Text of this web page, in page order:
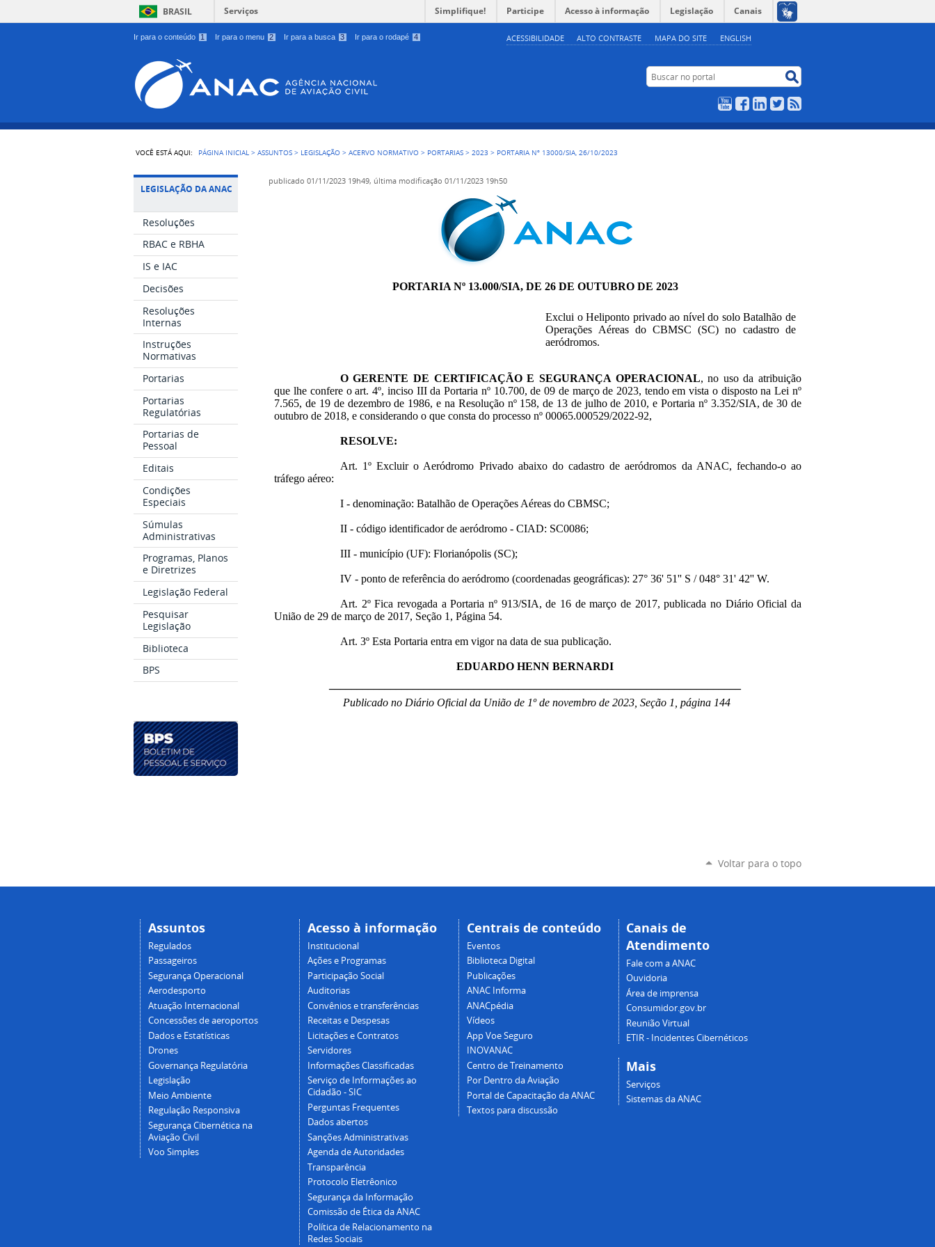
Ir para o conteúdo 1 Ir para o menu 2 Ir para a busca 3 Ir para o rodapé 4 ACESSIBILIDADE ALTO CONTRASTE MAPA DO SITE ENGLISH
BRASIL Serviços Simplifique! Participe Acesso à informação Legislação Canais
Buscar no portal
YouTubeFacebookLinkedIn
Twitter
VOCÊ ESTÁ AQUI: PÁGINA INICIAL >ASSUNTOS > LEGISLAÇÃO >ACERVO NORMATIVO > PORTARIAS >2023 > PORTARIA Nº 13000/SIA, 26/10/2023
LEGISLAÇÃO DA ANAC
Resoluções
RBAC e RBHA
IS e IAC
Decisões
Resoluções
Internas
Instruções
Normativas
Portarias
Portarias
Regulatórias
Portarias de
Pessoal
Editais
Condições
Especiais
Súmulas
Administrativas
Programas, Planos
e Diretrizes
Legislação Federal
Pesquisar
Legislação
Biblioteca
BPS
publicado 01/11/2023 19h49, última modificação 01/11/2023 19h50
PORTARIA Nº 13.000/SIA, DE 26 DE OUTUBRO DE 2023
Exclui o Heliponto privado ao nível do solo Batalhão de
Operações Aéreas do CBMSC (SC) no cadastro de
aeródromos.
O GERENTE DE CERTIFICAÇÃO E SEGURANÇA OPERACIONAL, no uso da atribuição
que lhe confere o art. 4º, inciso III da Portaria nº 10.700, de 09 de março de 2023, tendo em vista o disposto na Lei nº
7.565, de 19 de dezembro de 1986, e na Resolução nº 158, de 13 de julho de 2010, e Portaria nº 3.352/SIA, de 30 de
outubro de 2018, e considerando o que consta do processo nº 00065.000529/2022-92,
RESOLVE:
Art. 1º Excluir o Aeródromo Privado abaixo do cadastro de aeródromos da ANAC, fechando-o ao
tráfego aéreo:
I - denominação: Batalhão de Operações Aéreas do CBMSC;
II - código identificador de aeródromo - CIAD: SC0086;
III - município (UF): Florianópolis (SC);
IV - ponto de referência do aeródromo (coordenadas geográficas): 27° 36' 51'' S / 048° 31' 42'' W.
Art. 2º Fica revogada a Portaria nº 913/SIA, de 16 de março de 2017, publicada no Diário Oficial da
União de 29 de março de 2017, Seção 1, Página 54.
Art. 3º Esta Portaria entra em vigor na data de sua publicação.
EDUARDO HENN BERNARDI
Publicado no Diário Oficial da União de 1º de novembro de 2023, Seção 1, página 144
Voltar para o topo
Assuntos
Regulados
Passageiros
Segurança Operacional
Aerodesporto
Atuação Internacional
Concessões de aeroportos
Dados e Estatísticas
Drones
Governança Regulatória
Legislação
Meio Ambiente
Regulação Responsiva
Segurança Cibernética na
Aviação Civil
Voo Simples
Acesso à informação
Institucional
Ações e Programas
Participação Social
Auditorias
Convênios e transferências
Receitas e Despesas
Licitações e Contratos
Servidores
Informações Classificadas
Serviço de Informações ao
Cidadão - SIC
Perguntas Frequentes
Dados abertos
Sanções Administrativas
Agenda de Autoridades
Transparência
Protocolo Eletrêonico
Segurança da Informação
Comissão de Ética da ANAC
Política de Relacionamento na
Redes Sociais
Centrais de conteúdo
Eventos
Biblioteca Digital
Publicações
ANAC Informa
ANACpédia
Vídeos
App Voe Seguro
INOVANAC
Centro de Treinamento
Por Dentro da Aviação
Portal de Capacitação da ANAC
Textos para discussão
Canais de
Atendimento
Fale com a ANAC
Ouvidoria
Área de imprensa
Consumidor.gov.br
Reunião Virtual
ETIR - Incidentes Cibernéticos
Mais
Serviços
Sistemas da ANAC